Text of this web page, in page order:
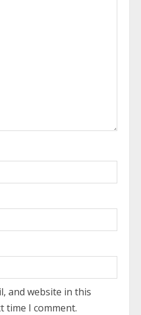
and website in this
time I comment.